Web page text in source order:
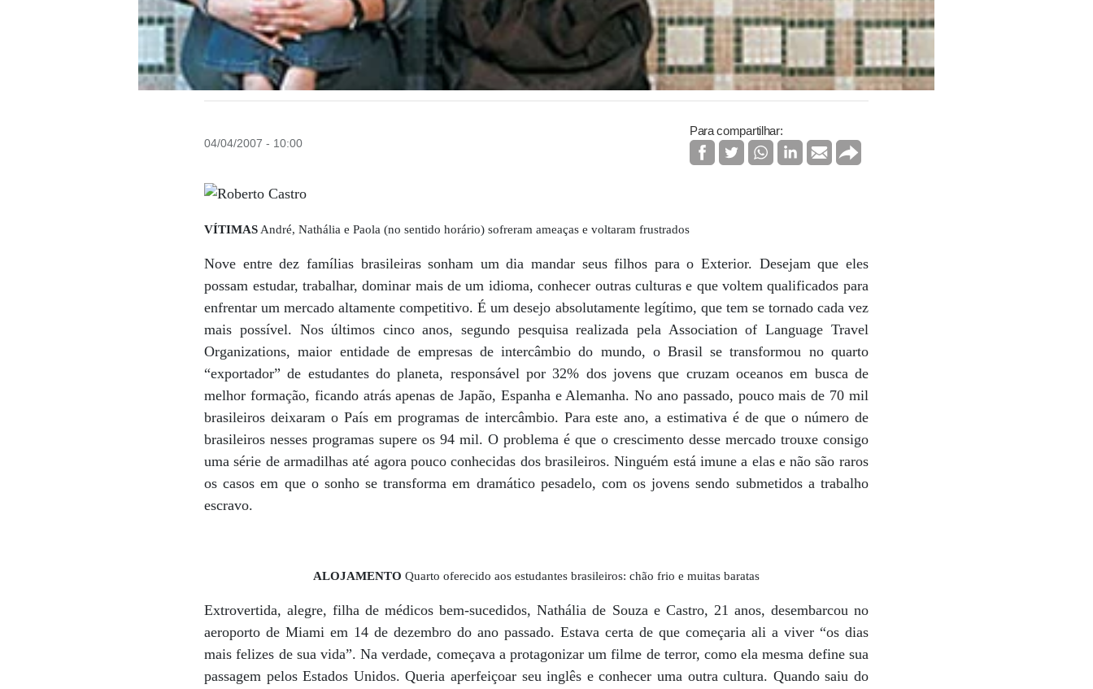
04/04/2007 - 10:00
Para compartilhar:
VÍTIMASAndré, Nathália e Paola (no sentido horário) sofreram ameaças e voltaram frustrados
Nove entre dez famílias brasileiras sonham um dia mandar seus filhos para o Exterior. Desejam que eles
possam estudar, trabalhar, dominar mais de um idioma, conhecer outras culturas e que voltem qualificados para
enfrentar um mercado altamente competitivo. É um desejo absolutamente legítimo, que tem se tornado cada vez
mais possível. Nos últimos cinco anos, segundo pesquisa realizada pela Association of Language Travel
Organizations, maior entidade de empresas de intercâmbio do mundo, o Brasil se transformou no quarto
“exportador” de estudantes do planeta, responsável por 32% dos jovens que cruzam oceanos em busca de
melhor formação, ficando atrás apenas de Japão, Espanha e Alemanha. No ano passado, pouco mais de 70 mil
brasileiros deixaram o País em programas de intercâmbio. Para este ano, a estimativa é de que o número de
brasileiros nesses programas supere os 94 mil. O problema é que o crescimento desse mercado trouxe consigo
uma série de armadilhas até agora pouco conhecidas dos brasileiros. Ninguém está imune a elas e não são raros
os casos em que o sonho se transforma em dramático pesadelo, com os jovens sendo submetidos a trabalho
escravo.
ALOJAMENTO Quarto oferecido aos estudantes brasileiros: chão frio e muitas baratas
Extrovertida, alegre, filha de médicos bem-sucedidos, Nathália de Souza e Castro, 21 anos, desembarcou no
aeroporto de Miami em 14 de dezembro do ano passado. Estava certa de que começaria ali a viver “os dias
mais felizes de sua vida”. Na verdade, começava a protagonizar um filme de terror, como ela mesma define sua
passagem pelos Estados Unidos. Queria aperfeiçoar seu inglês e conhecer uma outra cultura. Quando saiu do